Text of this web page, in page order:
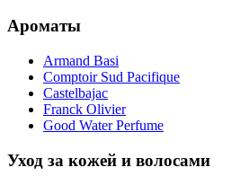
Ароматы
Armand Basi
Comptoir Sud Pacifique
Castelbajac
Franck Olivier
Good Water Perfume
Уход за кожей и волосами